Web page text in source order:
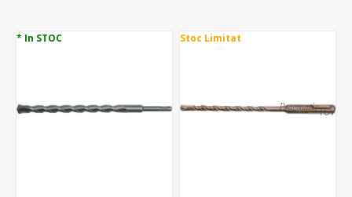
* In STOC Stoc Limitat